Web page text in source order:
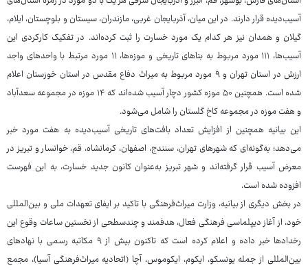
آسیب‌دیده قرار دارند. در این میان، آذربایجان غربی، مازندران، سیستان و بلوچستان، ایلام،
گیلان و همدان نیز هر کدام یک مورد خسارت را ثبت کرده‌اند. در تفکیک کارکردی این
آسیب‌ها، ۱۱۱ مورد مربوط به بناهای تاریخی و موزه‌ها، ۱۱ مورد مرتبط با واحدهای واجد
ارزش در استان تهران و ۹ مورد مربوط به میراث دفاع مقدس در استان خوزستان اعلام
شده است. همچنین ۵۰ موزه کشور دچار آسیب شده‌اند که ۱۴ موزه در مجموعه سعدآباد
و هفت موزه در مجموعه کاخ گلستان را شامل می‌شود.
این بیانیه همچنین از افزایش تعداد بافت‌های تاریخی آسیب‌دیده به هفت مورد خبر
می‌دهد؛ به‌گونه‌ای که شهرهای تهران، سنندج، اصفهان، کرمانشاه، قم، خوانسار و تبریز در
معرض آسیب قرار گرفته‌اند و شهر تبریز به‌عنوان کانون جدید خسارت، به این فهرست
افزوده شده است.
در بخش دیگری از بیانیه، وزارت میراث‌فرهنگی با تاکید بر ایفای تعهدات ملی و بین‌المللی
خود، از آغاز دیپلماسی فرهنگی فعال، هدفمند و چندسطحی از نخستین ساعات وقوع این
رخدادها خبر داده و اعلام کرده است که تاکنون بیش از ۹ مکاتبه رسمی با نهادهای
بین‌المللی از جمله یونسکو، ایکوم، ایکوموس، آچا (اتحادیه میراث‌فرهنگی آسیا)، مجمع